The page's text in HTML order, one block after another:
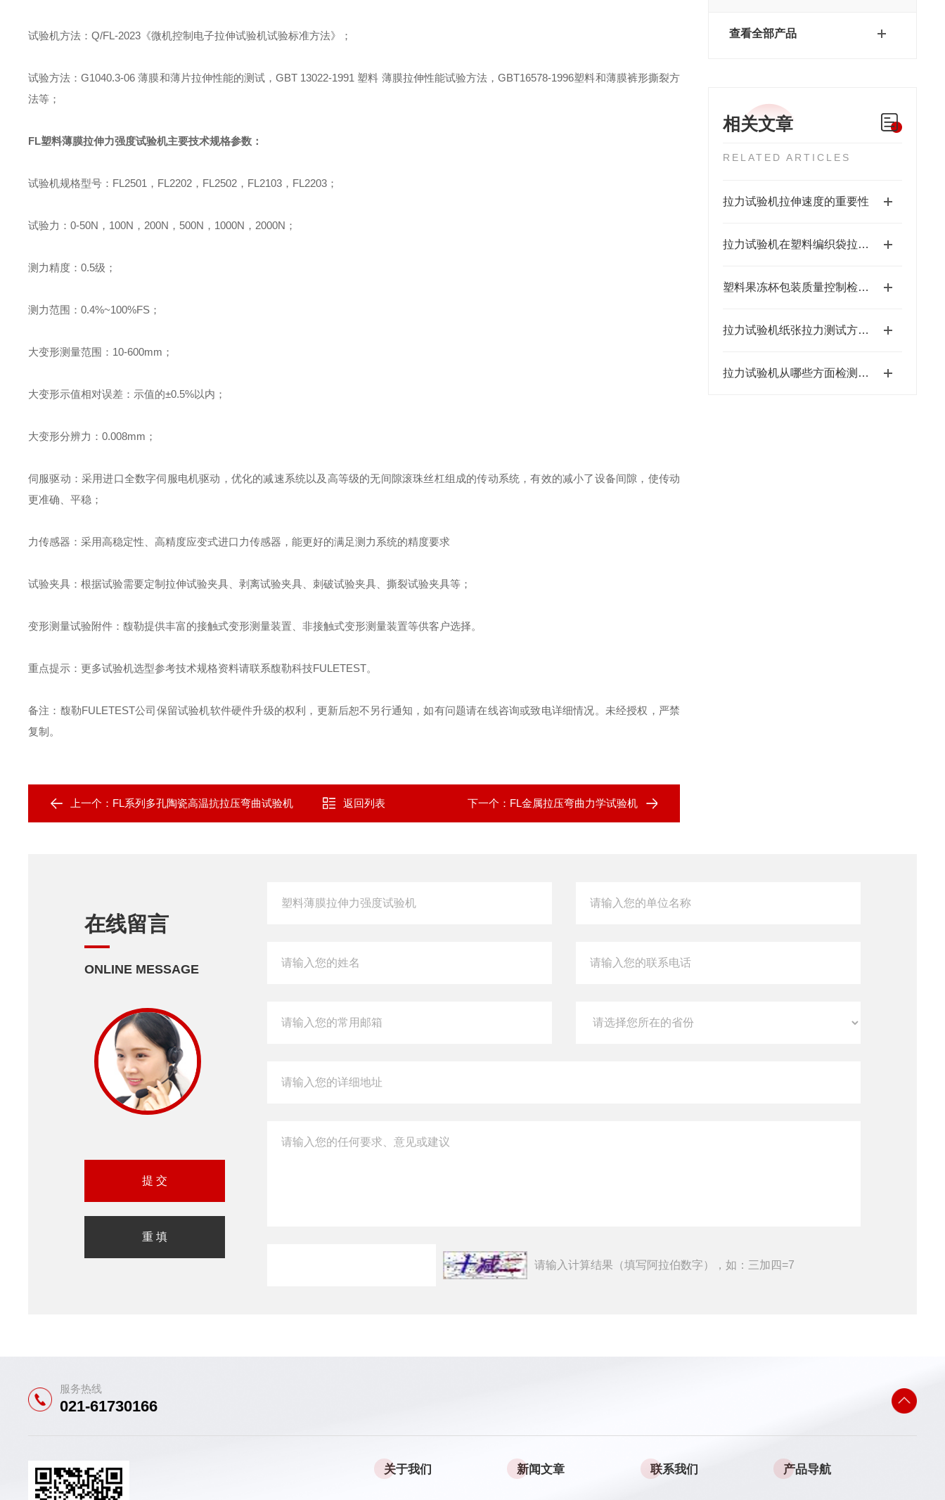
查看全部产品
相关文章
RELATED ARTICLES
拉力试验机拉伸速度的重要性
拉力试验机在塑料编织袋拉伸测试中的应用
塑料果冻杯包装质量控制检测仪器及检测项目
拉力试验机纸张拉力测试方法及操作步骤
拉力试验机从哪些方面检测书包质量
试验机方法 ： Q/FL-2023 《微机控制电子拉伸试验机试验标准方法》 ；
试验方法 ：G1040.3-06薄膜和薄片拉伸性能的测试，GBT 13022-1991 塑料 薄膜拉伸性能试验方法，GBT16578-1996塑料和薄膜裤形撕裂方
法等 ；
FL塑料薄膜拉伸力强度试验机主要技术规格参数 ：
试验机规格型号 ： FL2501 ， FL2202 ， FL2502 ， FL2103 ， FL2203 ；
试验力 ： 0-50N ， 100N ， 200N ， 500N ， 1000N ， 2000N ；
测力精度 ： 0.5级 ；
测力范围 ： 0.4%~100%FS ；
大变形测量范围 ： 10-600mm ；
大变形示值相对误差 ： 示值的±0.5%以内 ；
大变形分辨力 ： 0.008mm ；
伺服驱动 ： 采用进口全数字伺服电机驱动，优化的减速系统以及高等级的无间隙滚珠丝杠组成的传动系统，有效的减小了设备间隙，使传动
更准确、平稳 ；
力传感器 ： 采用高稳定性、高精度应变式进口力传感器，能更好的满足测力系统的精度要求
试验夹具 ： 根据试验需要定制拉伸试验夹具、剥离试验夹具、刺破试验夹具、撕裂试验夹具等 ；
变形测量试验附件 ： 馥勒提供丰富的接触式变形测量装置、非接触式变形测量装置等供客户选择。
重点提示 ： 更多试验机选型参考技术规格资料请联系馥勒科技FULETEST。
备注：馥勒FULETEST公司保留试验机软件硬件升级的权利，更新后恕不另行通知，如有问题请在线咨询或致电详细情况。未经授权，严禁
复制。
上一个： FL系列多孔陶瓷高温抗拉压弯曲试验机 返回列表 下一个： FL金属拉压弯曲力学试验机
在线留言
ONLINE MESSAGE
请输入计算结果（填写阿拉伯数字），如：三加四=7
服务热线
021-61730166
关于我们 新闻文章 联系我们 产品导航